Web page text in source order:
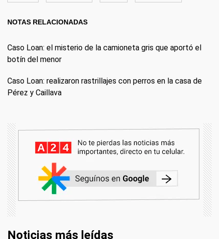
NOTAS RELACIONADAS
Caso Loan: el misterio de la camioneta gris que aportó el
botín del menor
Caso Loan: realizaron rastrillajes con perros en la casa de
Pérez y Caillava
Noticias más leídas